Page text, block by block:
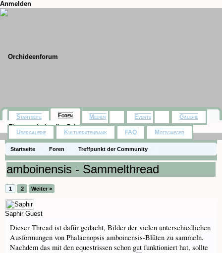
Anmelden
Startseite Foren
Treffpunkt der Community
Orchideenfotos (Phalaenopsis)
amboinensis - Sammelthread
1 2 Weiter >
Saphir Guest
Dieser Thread ist dafür gedacht, Bilder der vielen unterschiedlichen
Ausformungen von Phalaenopsis amboinensis-Blüten zu sammeln.
Nachdem das mit den equestrissen schon gut funktioniert hat, sollte
Startseite Foren
Themen mit aktuellen Beiträgen
Medien Events Galerie
Usergalerie Kulturdatenbank FAQ Motivjaeger